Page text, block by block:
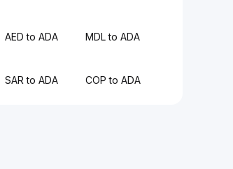
AED to ADA MDL to ADA
SAR to ADA COP to ADA